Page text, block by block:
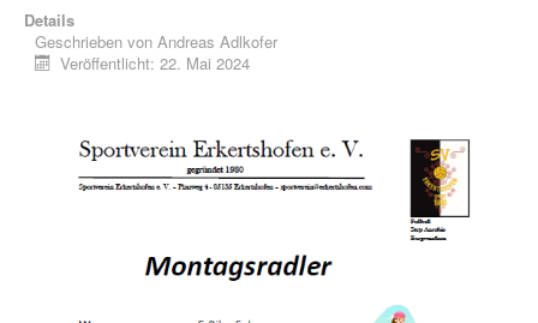
Details
Geschrieben von Andreas Adlkofer
Veröffentlicht: 22. Mai 2024